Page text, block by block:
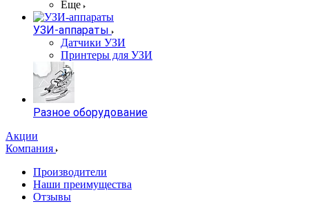
Еще
УЗИ-аппараты
Датчики УЗИ
Принтеры для УЗИ
Разное оборудование
Акции
Компания
Производители
Наши преимущества
Отзывы